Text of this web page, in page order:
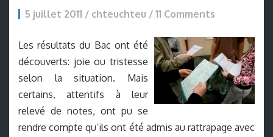
5 juillet 2011 / chteuchteu / 11 Comments
Les résultats du Bac ont été
découverts: joie ou tristesse
selon la situation. Mais
certains, attentifs à leur
relevé de notes, ont pu se
rendre compte qu’ils ont été admis au rattrapage avec